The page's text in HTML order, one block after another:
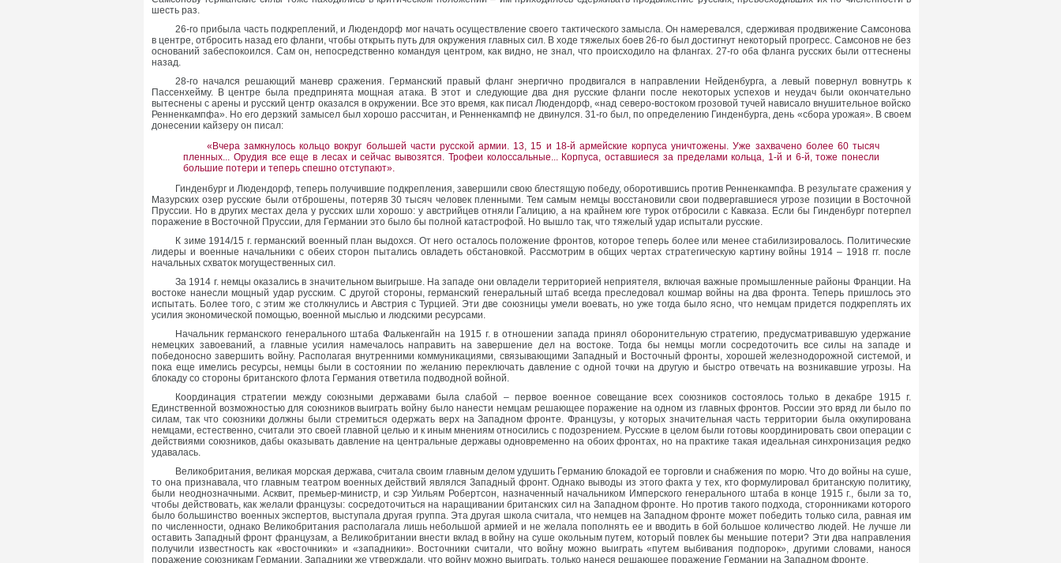
шесть раз.
26-го прибыла часть подкреплений, и Людендорф мог начать осуществление своего тактического замысла. Он намеревался, сдерживая продвижение Самсонова
в центре, отбросить назад его фланги, чтобы открыть путь для окружения главных сил. В ходе тяжелых боев 26-го был достигнут некоторый прогресс. Самсонов не без
оснований забеспокоился. Сам он, непосредственно командуя центром, как видно, не знал, что происходило на флангах. 27-го оба фланга русских были оттеснены
назад.
28-го начался решающий маневр сражения. Германский правый фланг энергично продвигался в направлении Нейденбурга, а левый повернул вовнутрь к
Пассенхейму. В центре была предпринята мощная атака. В этот и следующие два дня русские фланги после некоторых успехов и неудач были окончательно
вытеснены с арены и русский центр оказался в окружении. Все это время, как писал Людендорф, «над северо-востоком грозовой тучей нависало внушительное войско
Ренненкампфа». Но его дерзкий замысел был хорошо рассчитан, и Ренненкампф не двинулся. 31-го был, по определению Гинденбурга, день «сбора урожая». В своем
донесении кайзеру он писал:
«Вчера замкнулось кольцо вокруг большей части русской армии. 13, 15 и 18-й армейские корпуса уничтожены. Уже захвачено более 60 тысяч
пленных... Орудия все еще в лесах и сейчас вывозятся. Трофеи колоссальные... Корпуса, оставшиеся за пределами кольца, 1-й и 6-й, тоже понесли
большие потери и теперь спешно отступают».
Гинденбург и Людендорф, теперь получившие подкрепления, завершили свою блестящую победу, оборотившись против Ренненкампфа. В результате сражения у
Мазурских озер русские были отброшены, потеряв 30 тысяч человек пленными. Тем самым немцы восстановили свои подвергавшиеся угрозе позиции в Восточной
Пруссии. Но в других местах дела у русских шли хорошо: у австрийцев отняли Галицию, а на крайнем юге турок отбросили с Кавказа. Если бы Гинденбург потерпел
поражение в Восточной Пруссии, для Германии это было бы полной катастрофой. Но вышло так, что тяжелый удар испытали русские.
К зиме 1914/15 г. германский военный план выдохся. От него осталось положение фронтов, которое теперь более или менее стабилизировалось. Политические
лидеры и военные начальники с обеих сторон пытались овладеть обстановкой. Рассмотрим в общих чертах стратегическую картину войны 1914 – 1918 гг. после
начальных схваток могущественных сил.
За 1914 г. немцы оказались в значительном выигрыше. На западе они овладели территорией неприятеля, включая важные промышленные районы Франции. На
востоке нанесли мощный удар русским. С другой стороны, германский генеральный штаб всегда преследовал кошмар войны на два фронта. Теперь пришлось это
испытать. Более того, с этим же столкнулись и Австрия с Турцией. Эти две союзницы умели воевать, но уже тогда было ясно, что немцам придется подкреплять их
усилия экономической помощью, военной мыслью и людскими ресурсами.
Начальник германского генерального штаба Фалькенгайн на 1915 г. в отношении запада принял оборонительную стратегию, предусматривавшую удержание
немецких завоеваний, а главные усилия намечалось направить на завершение дел на востоке. Тогда бы немцы могли сосредоточить все силы на западе и
победоносно завершить войну. Располагая внутренними коммуникациями, связывающими Западный и Восточный фронты, хорошей железнодорожной системой, и
пока еще имелись ресурсы, немцы были в состоянии по желанию переключать давление с одной точки на другую и быстро отвечать на возникавшие угрозы. На
блокаду со стороны британского флота Германия ответила подводной войной.
Координация стратегии между союзными державами была слабой – первое военное совещание всех союзников состоялось только в декабре 1915 г.
Единственной возможностью для союзников выиграть войну было нанести немцам решающее поражение на одном из главных фронтов. России это вряд ли было по
силам, так что союзники должны были стремиться одержать верх на Западном фронте. Французы, у которых значительная часть территории была оккупирована
немцами, естественно, считали это своей главной целью и к иным мнениям относились с подозрением. Русские в целом были готовы координировать свои операции с
действиями союзников, дабы оказывать давление на центральные державы одновременно на обоих фронтах, но на практике такая идеальная синхронизация редко
удавалась.
Великобритания, великая морская держава, считала своим главным делом удушить Германию блокадой ее торговли и снабжения по морю. Что до войны на суше,
то она признавала, что главным театром военных действий являлся Западный фронт. Однако выводы из этого факта у тех, кто формулировал британскую политику,
были неоднозначными. Асквит, премьер-министр, и сэр Уильям Робертсон, назначенный начальником Имперского генерального штаба в конце 1915 г., были за то,
чтобы действовать, как желали французы: сосредоточиться на наращивании британских сил на Западном фронте. Но против такого подхода, сторонниками которого
было большинство военных экспертов, выступала другая группа. Эта другая школа считала, что немцев на Западном фронте может победить только сила, равная им
по численности, однако Великобритания располагала лишь небольшой армией и не желала пополнять ее и вводить в бой большое количество людей. Не лучше ли
оставить Западный фронт французам, а Великобритании внести вклад в войну на суше окольным путем, который повлек бы меньшие потери? Эти два направления
получили известность как «восточники» и «западники». Восточники считали, что войну можно выиграть «путем выбивания подпорок», другими словами, нанося
поражение союзникам Германии. Западники же утверждали, что войну можно выиграть, только нанеся решающее поражение Германии на Западном фронте.